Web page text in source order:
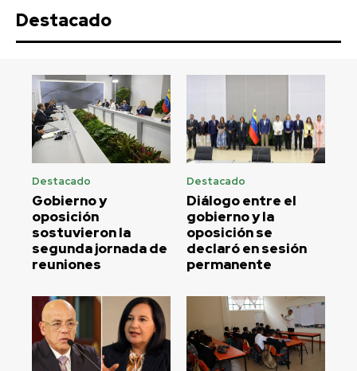
Destacado
Destacado
Gobierno y
oposición
sostuvieron la
segunda jornada de
reuniones
Destacado
Diálogo entre el
gobierno y la
oposición se
declaró en sesión
permanente